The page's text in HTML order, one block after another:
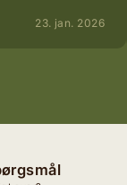
23. jan. 2026